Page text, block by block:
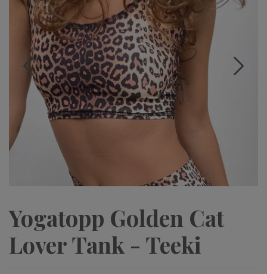
Yogatopp Golden Cat
Lover Tank - Teeki